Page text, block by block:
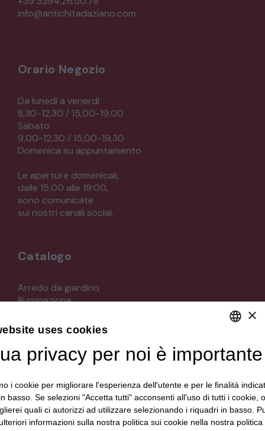
info@antichitadaziano.com
Orario Negozio
Da lunedì a venerdì
8,30-12,30 / 15,00-19,00
Sabato
9,00-12,30 / 15,00-19,30
Domenica su appuntamento
Le aperture domenicali,
dalle 15:00 alle 19:00,
sono comunicate
sui nostri canali social.
Catalogo
Arredo da giardino
Illuminazione
Mobili
Oggettistica
Orologeria
Quadri stampe
Strumenti musicali e accessori
Tappeti e tessuti
Veicoli d'epoca
DEFAULT LANGUAGE
ITALIAN
×
uses cookies
privacy per noi è importante
i cookie per migliorare l'esperienza dell'utente e per le finalità
basso. Se selezioni "Accetta tutti" acconsenti all'uso di tutti i cookie,
quali ci autorizzi ad utilizzare selezionando i riquadri in basso.
informazioni sulla nostra politica sui cookie nella nostra politica